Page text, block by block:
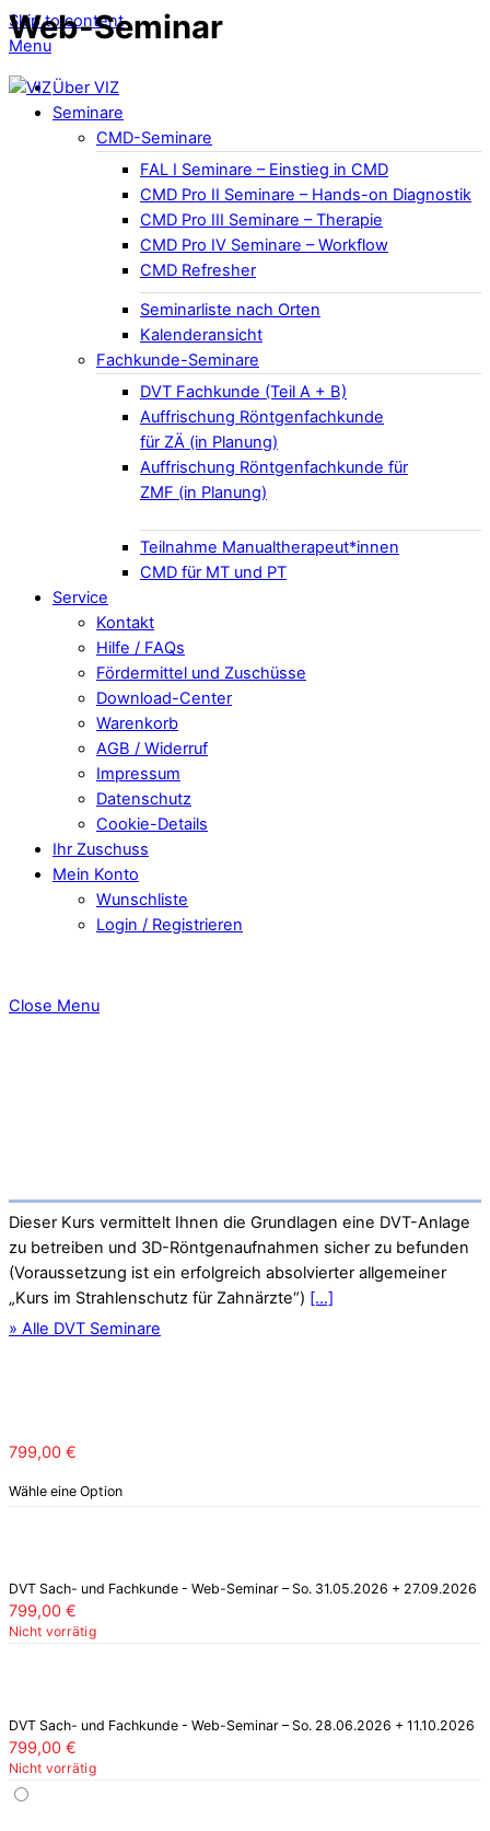
Skip to content
Menu
Über VIZ
Seminare
CMD-Seminare
FAL I Seminare – Einstieg in CMD
CMD Pro II Seminare – Hands-on Diagnostik
CMD Pro III Seminare – Therapie
CMD Pro IV Seminare – Workflow
CMD Refresher
Seminarliste nach Orten
Kalenderansicht
Fachkunde-Seminare
DVT Fachkunde (Teil A + B)
Auffrischung Röntgenfachkunde
für ZÄ (in Planung)
Auffrischung Röntgenfachkunde für
ZMF (in Planung)
Teilnahme Manualtherapeut*innen
CMD für MT und PT
Service
Kontakt
Hilfe / FAQs
Fördermittel und Zuschüsse
Download-Center
Warenkorb
AGB / Widerruf
Impressum
Datenschutz
Cookie-Details
Ihr Zuschuss
Mein Konto
Wunschliste
Login / Registrieren
Close Menu
Web-Seminar
Dieser Kurs vermittelt Ihnen die Grundlagen eine DVT-Anlage
zu betreiben und 3D-Röntgenaufnahmen sicher zu befunden
(Voraussetzung ist ein erfolgreich absolvierter allgemeiner
„Kurs im Strahlenschutz für Zahnärzte“) [...]
» Alle DVT Seminare
799,00 €
Wähle eine Option
DVT Sach- und Fachkunde - Web-Seminar – So. 31.05.2026 + 27.09.2026
799,00 €
Nicht vorrätig
DVT Sach- und Fachkunde - Web-Seminar – So. 28.06.2026 + 11.10.2026
799,00 €
Nicht vorrätig